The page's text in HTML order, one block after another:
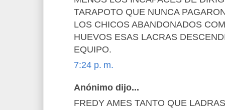
TARAPOTO QUE NUNCA
LOS CHICOS ABANDONADOS
HUEVOS ESAS LACRAS
EQUIPO.
7:24 p. m.
Anónimo dijo...
FREDY AMES TANTO QUE